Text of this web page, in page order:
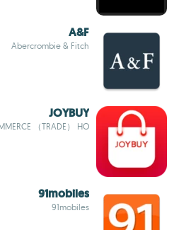
A&F
Abercrombie & Fitch
JOYBUY
（TRADE） HO
91mobiles
91mobiles